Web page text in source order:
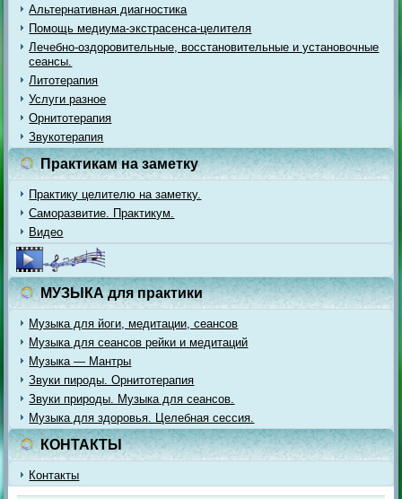
Альтернативная диагностика
Помощь медиума-экстрасенса-целителя
Лечебно-оздоровительные, восстановительные и установочные
сеансы.
Литотерапия
Услуги разное
Орнитотерапия
Звукотерапия
Практикам на заметку
Практику целителю на заметку.
Саморазвитие. Практикум.
Видео
МУЗЫКА для практики
Музыка для йоги, медитации, сеансов
Музыка для сеансов рейки и медитаций
Музыка — Мантры
Звуки пироды. Орнитотерапия
Звуки природы. Музыка для сеансов.
Музыка для здоровья. Целебная сессия.
КОНТАКТЫ
Контакты